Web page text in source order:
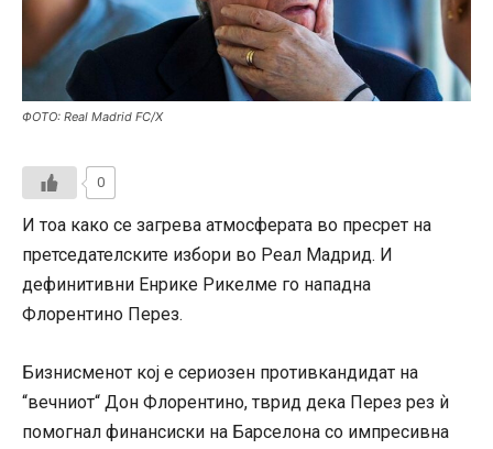
ФОТО: Real Madrid FC/X
0
И тоа како се загрева атмосферата во пресрет на
претседателските избори во Реал Мадрид. И
дефинитивни Енрике Рикелме го нападна
Флорентино Перез.
Бизнисменот кој е сериозен противкандидат на
“вечниот“ Дон Флорентино, тврид дека Перез рез ѝ
помогнал финансиски на Барселона со импресивна